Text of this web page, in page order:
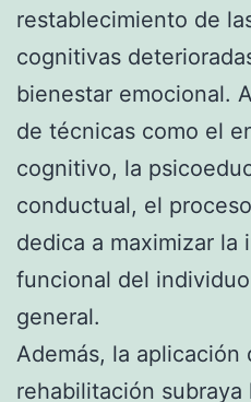
restablecimiento de
cognitivas
bienestar emocional.
de técnicas como el
cognitivo, la
conductual, el
dedica a maximizar la
funcional del
general.
Además, la aplicación
rehabilitación